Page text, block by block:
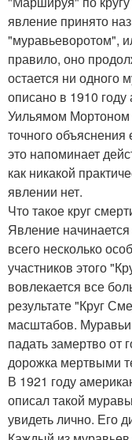
явление принято
"муравьеворотом",
правило, оно
остается ни одного
описано в 1910
Уильямом Мортоном
точного
это напоминает
как никакой
явлении нет.
Что такое круг
Явление начинается
всего несколько
участников этого
вовлекается все
результате "Круг
масштабов.
падать замертво от
дорожка мертвыми
В 1921 году
описал такой
увидеть лично. Его